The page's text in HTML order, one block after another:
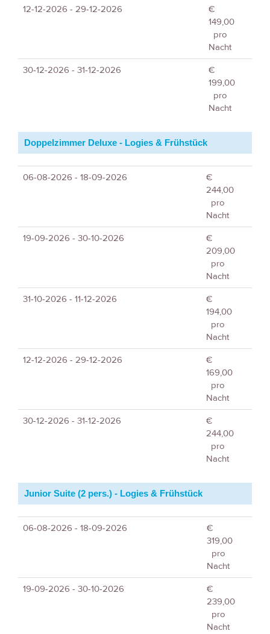
12-12-2026 - 29-12-2026
€
149,00
pro
Nacht
30-12-2026 - 31-12-2026
€
199,00
pro
Nacht
Doppelzimmer Deluxe - Logies & Frühstück
06-08-2026 - 18-09-2026
€
244,00
pro
Nacht
19-09-2026 - 30-10-2026
€
209,00
pro
Nacht
31-10-2026 - 11-12-2026
€
194,00
pro
Nacht
12-12-2026 - 29-12-2026
€
169,00
pro
Nacht
30-12-2026 - 31-12-2026
€
244,00
pro
Nacht
Junior Suite (2 pers.) - Logies & Frühstück
06-08-2026 - 18-09-2026
€
319,00
pro
Nacht
19-09-2026 - 30-10-2026
€
239,00
pro
Nacht